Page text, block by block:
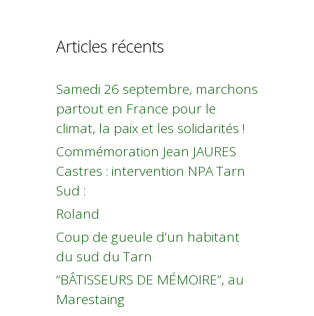
Articles récents
Samedi 26 septembre, marchons
partout en France pour le
climat, la paix et les solidarités !
Commémoration Jean JAURES
Castres : intervention NPA Tarn
Sud :
Roland
Coup de gueule d’un habitant
du sud du Tarn
“BÂTISSEURS DE MÉMOIRE”, au
Marestaing